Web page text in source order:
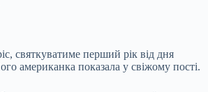
святкуватиме перший рік від дня
американка показала у свіжому пості.